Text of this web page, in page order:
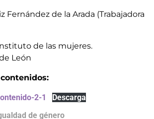
Fernández de la Arada (Trabajadora
de las mujeres.
León
2-1
Descarga
de género